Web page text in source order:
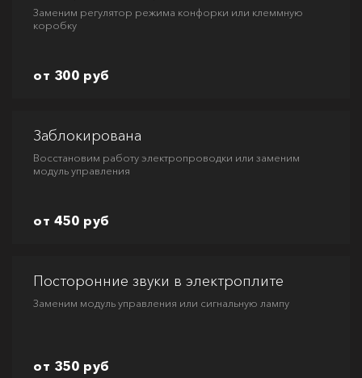
Заменим регулятор режима конфорки или клеммную
коробку
от 300 руб
Заблокирована
Восстановим работу электропроводки или заменим
модуль управления
от 450 руб
Посторонние звуки в электроплите
Заменим модуль управления или сигнальную лампу
от 350 руб